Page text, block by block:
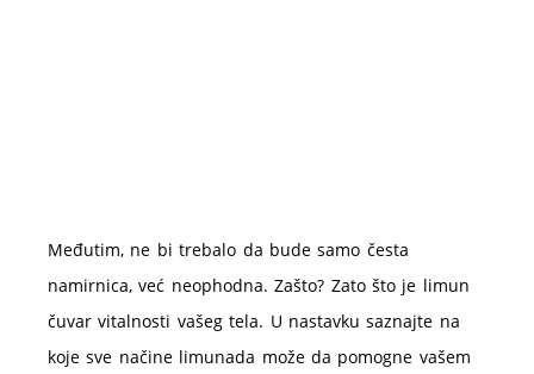
Međutim, ne bi trebalo da bude samo česta
namirnica, već neophodna. Zašto? Zato što je limun
čuvar vitalnosti vašeg tela. U nastavku saznajte na
koje sve načine limunada može da pomogne vašem